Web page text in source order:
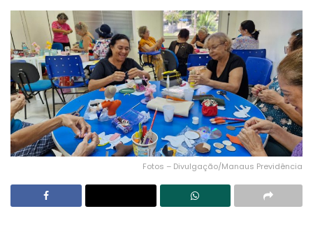
Fotos – Divulgação/Manaus Previdência